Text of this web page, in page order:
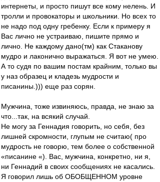
интернеты, и просто пишут все кому нелень. И
тролли и провокаторы и школьники. Но всех то
не надо под одну гребенку. Если к примеру я
Вас лично не устраиваю, пишите прямо и
лично. Не каждому дано(тм) как Стаканову
мудро и лаконично выражаться. Я вот не умею.
А то судя по вашим постам крайним, только вы
у наз образец и кладезь мудрости и
писанины.))) еще раз сорян.
Мужчина, тоже извиняюсь, правда, не знаю за
что...так, на всякий случай.
Не могу за Геннадия говорить, но себя, без
лишней скромности, глупым не считаю( про
мудрость не говорю, тем более о собственной
«писанине «). Вас, мужчина, конкретно, ни я,
ни Геннадий в своих сообщениях не касались.
Я говорил лишь об ОБОБЩЕННОМ уровне